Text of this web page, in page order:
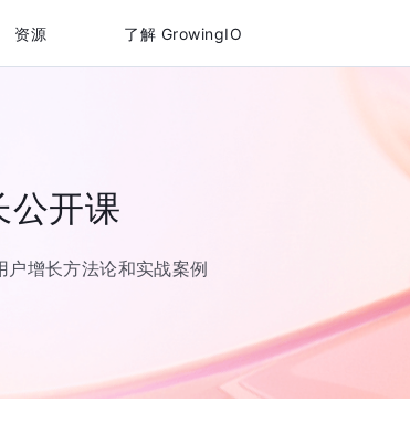
资源 了解 GrowingIO
公开课
增长方法论和实战案例